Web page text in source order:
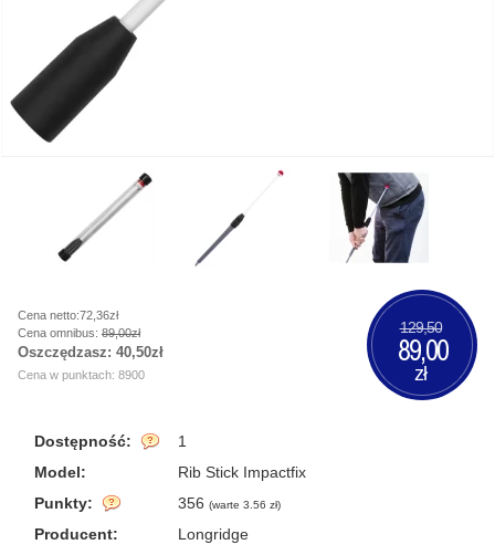
Dostępność:
1
Model:
Rib Stick Impactfix
Punkty:
356 (warte 3.56 zł)
Producent:
Longridge
Cena netto:72,36zł
Cena omnibus: 89,00zł
Oszczędzasz: 40,50zł
Cena w punktach: 8900
129,50
89,00
zł